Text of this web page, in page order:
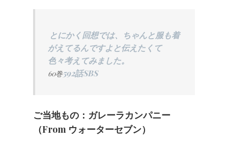
とにかく回想では、ちゃんと服も着
がえてるんですよと伝えたくて
色々考えてみました。
60巻592話SBS
ご当地もの：ガレーラカンパニー
（from ウォーターセブン）